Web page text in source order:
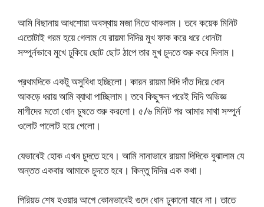
আমি বিছানায় আধশোয়া অবস্থায় মজা নিতে থাকলাম। তবে কয়েক মিনিট
এতোটাই গরম হয়ে গেলাম যে রায়মা দিদির মুখ ফাক করে ধরে ধোনটা
সম্পুর্নভাবে মুখে ঢুকিয়ে ছোট ছোট ঠাপে তার মুখ চুদতে শুরু করে দিলাম।
প্রথমদিকে একটু অসুবিধা হচ্ছিলো। কারন রায়মা দিদি দাঁত দিয়ে ধোন
আকড়ে ধরায় আমি ব্যাথা পাচ্ছিলাম। তবে কিছুক্ষন পরেই দিদি অভিজ্ঞ
মাগীদের মতো ধোন চুষতে শুরু করলো। ৫/৬ মিনিট পর আমার মাথা সম্পুর্ন
ওলোট পালোট হয়ে গেলো।
যেভাবেই হোক এখন চুদতে হবে। আমি নানাভাবে রায়মা দিদিকে বুঝালাম যে
অন্তত একবার আমাকে চুদতে হবে। কিন্তু দিদির এক কথা।
পিরিয়ড শেষ হওয়ার আগে কোনভাবেই গুদে ধোন ঢুকানো যাবে না। তাতে